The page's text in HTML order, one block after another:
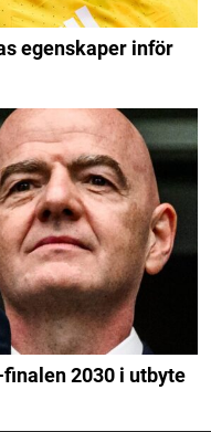
egenskaper inför
2030 i utbyte